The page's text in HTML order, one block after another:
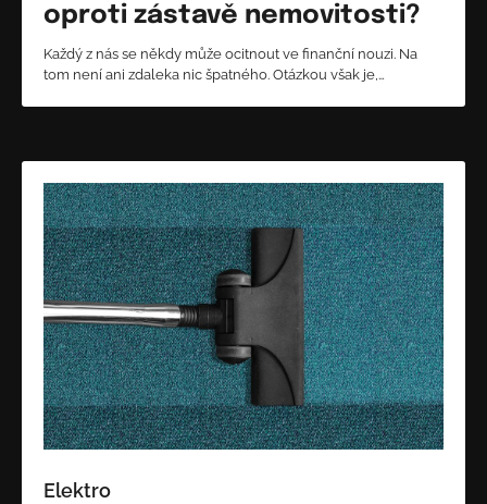
oproti zástavě nemovitosti?
Každý z nás se někdy může ocitnout ve finanční nouzi. Na
tom není ani zdaleka nic špatného. Otázkou však je,…
Elektro